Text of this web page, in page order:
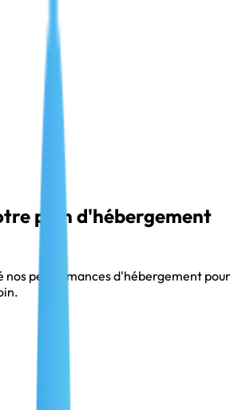
plan d'hébergement
nos performances d'hébergement pour